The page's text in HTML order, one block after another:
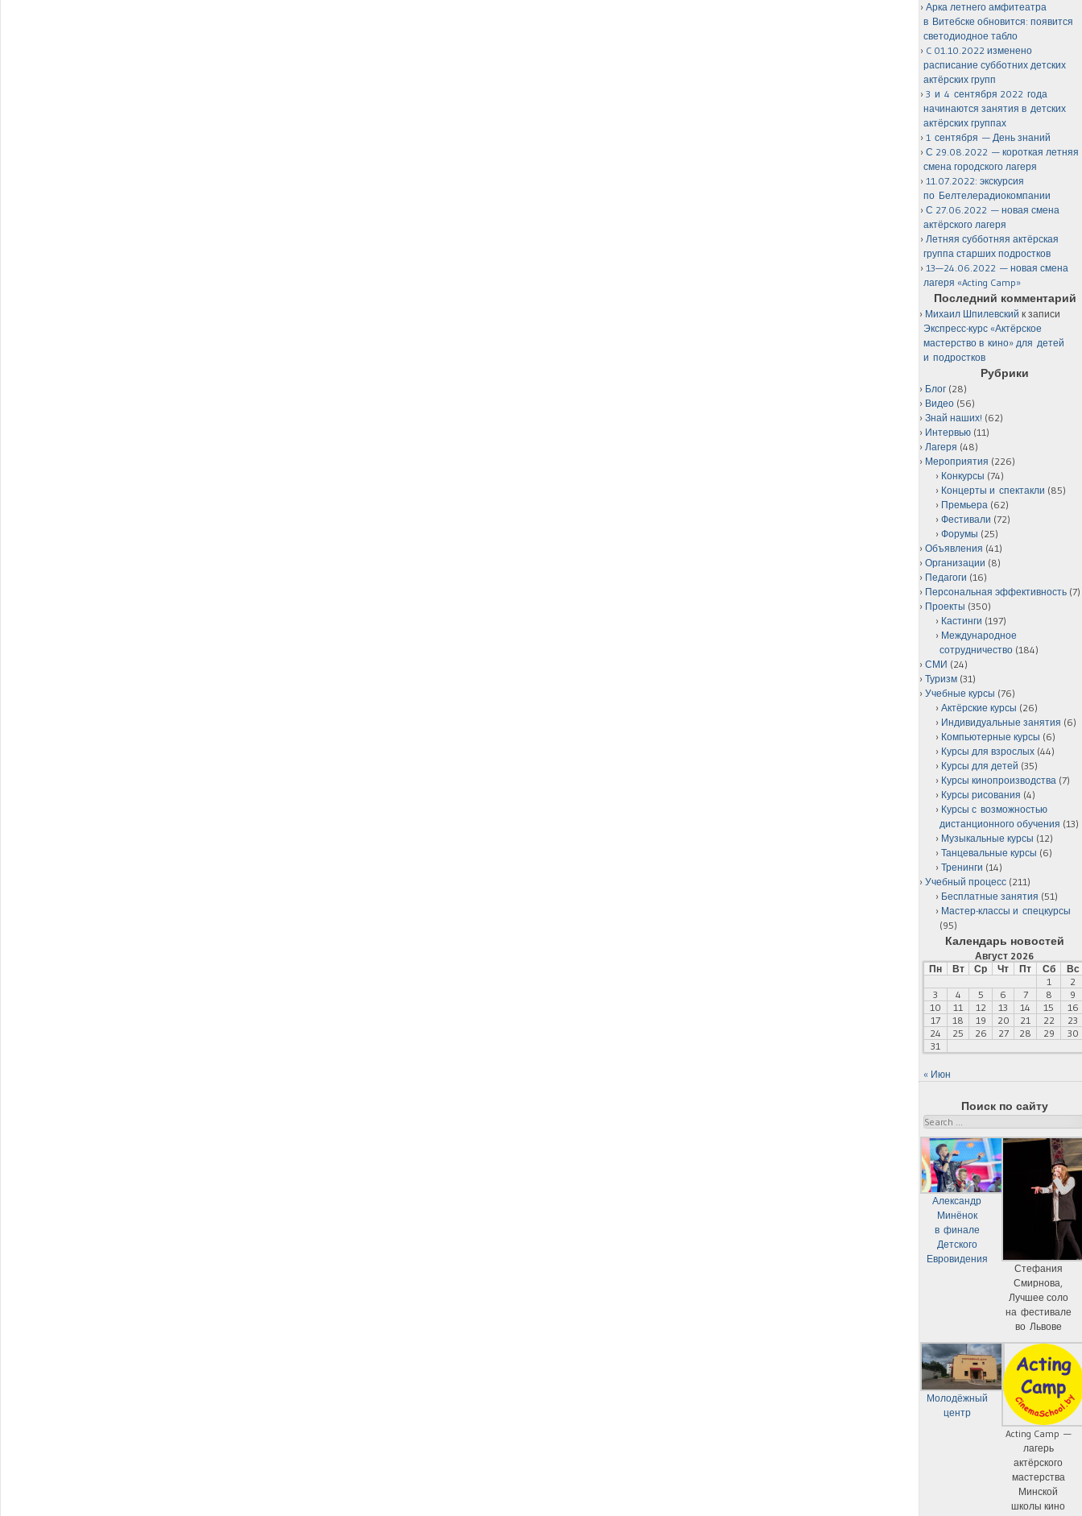
Арка летнего амфитеатра
в Витебске обновится: появится
светодиодное табло
C 01.10.2022 изменено
расписание субботних детских
актёрских групп
3 и 4 сентября 2022 года
начинаются занятия в детских
актёрских группах
1 сентября — День знаний
С 29.08.2022 — короткая летняя
смена городского лагеря
11.07.2022: экскурсия
по Белтелерадиокомпании
С 27.06.2022 — новая смена
актёрского лагеря
Летняя субботняя актёрская
группа старших подростков
13—24.06.2022 — новая смена
лагеря «Acting Camp»
Последний комментарий
Михаил Шпилевский к записи
Экспресс-курс «Актёрское
мастерство в кино» для детей
и подростков
Рубрики
Блог (28)
Видео (56)
Знай наших! (62)
Интервью (11)
Лагеря (48)
Мероприятия (226)
Конкурсы (74)
Концерты и спектакли (85)
Премьера (62)
Фестивали (72)
Форумы (25)
Объявления (41)
Организации (8)
Педагоги (16)
Персональная эффективность (7)
Проекты (350)
Кастинги (197)
Международное
сотрудничество (184)
СМИ (24)
Туризм (31)
Учебные курсы (76)
Актёрские курсы (26)
Индивидуальные занятия (6)
Компьютерные курсы (6)
Курсы для взрослых (44)
Курсы для детей (35)
Курсы кинопроизводства (7)
Курсы рисования (4)
Курсы с возможностью
дистанционного обучения (13)
Музыкальные курсы (12)
Танцевальные курсы (6)
Тренинги (14)
Учебный процесс (211)
Бесплатные занятия (51)
Мастер-классы и спецкурсы
(95)
Календарь новостей
Август 2026
Пн
Вт Ср Чт Пт Сб
Вс
1
2
3
4 5 6 7 8
9
10
11 12 13 14 15
16
17
18 19 20 21 22
23
24
25 26 27 28 29
30
31
« Июн
Поиск по сайту
Search
Александр
Минёнок
в финале
Детского
Евровидения
Стефания
Смирнова,
Лучшее соло
на фестивале
во Львове
Молодёжный
центр
Acting Camp —
лагерь
актёрского
мастерства
Минской
школы кино